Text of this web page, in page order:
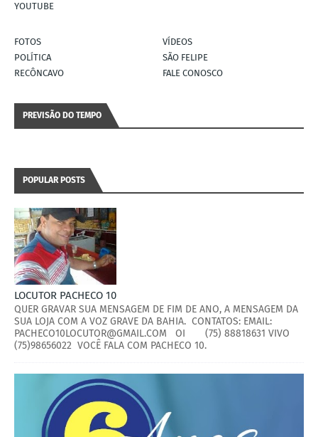
YOUTUBE
FOTOS
VÍDEOS
POLÍTICA
SÃO FELIPE
RECÔNCAVO
FALE CONOSCO
PREVISÃO DO TEMPO
POPULAR POSTS
LOCUTOR PACHECO 10
QUER GRAVAR SUA MENSAGEM DE FIM DE ANO, A MENSAGEM DA
SUA LOJA COM A VOZ GRAVE DA BAHIA. CONTATOS: EMAIL:
PACHECO10LOCUTOR@GMAIL.COM OI (75) 88818631 VIVO
(75)98656022 VOCÊ FALA COM PACHECO 10.